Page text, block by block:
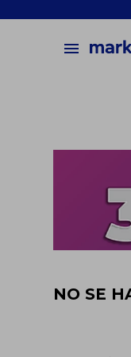
menu
NO SE
close